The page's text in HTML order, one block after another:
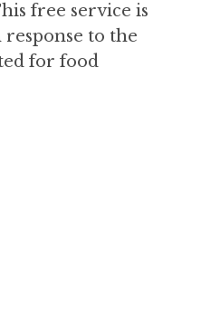
free service is
to the
for food